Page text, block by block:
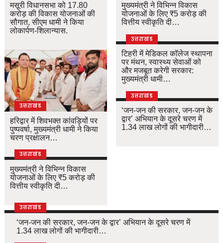
मसूरी विधानसभा को 17.80
करोड़ की विकास योजनाओं की
सौगात, सीएम धामी ने किया
लोकार्पण-शिलान्यास.
उत्तराखंड
हरिद्वार में शिवभक्त कांवड़ियों पर
पुष्पवर्षा, मुख्यमंत्री धामी ने किया
चरण प्रक्षालन…
उत्तराखंड
मुख्यमंत्री ने विभिन्न विकास
योजनाओं के लिए ₹5 करोड़ की
वित्तीय स्वीकृति दी…
मुख्यमंत्री ने विभिन्न विकास
योजनाओं के लिए ₹5 करोड़ की
वित्तीय स्वीकृति दी…
उत्तराखंड
टिहरी में मेडिकल कॉलेज स्थापना
पर मंथन, स्वास्थ्य सेवाओं को
और मजबूत करेगी सरकार:
मुख्यमंत्री धामी…
उत्तराखंड
‘जन-जन की सरकार, जन-जन के
द्वार’ अभियान के दूसरे चरण में
1.34 लाख लोगों की भागीदारी…
उत्तराखंड
‘जन-जन की सरकार, जन-जन के द्वार’ अभियान के दूसरे चरण में
1.34 लाख लोगों की भागीदारी…